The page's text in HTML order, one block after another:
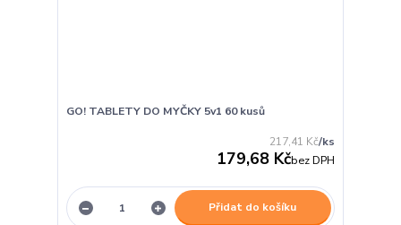
GO! TABLETY DO MYČKY 5v1 60 kusů
217,41 Kč/ks
179,68 Kčbez DPH
Přidat do košíku